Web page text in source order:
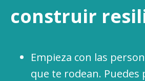
construir
Empieza con las
que te rodean. Puedes